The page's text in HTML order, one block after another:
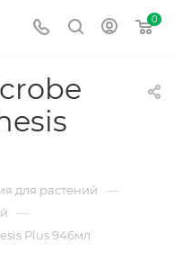
0
для растений —
—
Plus 946мл